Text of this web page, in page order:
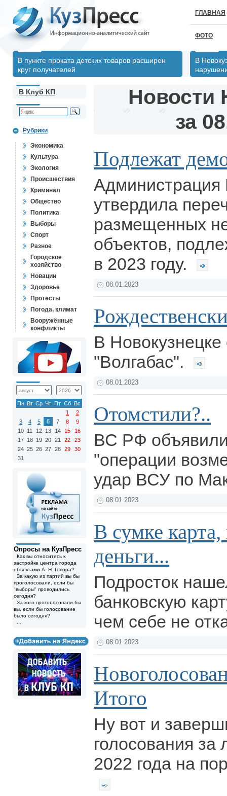
ГЛАВНАЯ
ФОТО
В пункте проката детских товаров расширен
круг получателей
В
В Клуб КП
Рубрики
Экономика
Культура
Экология
Происшествия
Криминал
Общество
Политика
Выборы
Спорт
Разное
Городское
хозяйство
Новации
Здоровье
Протесты
Погода, климат
Вооружённые
конфликты
Пн Вт Ср Чт Пт Сб Вс
1
2
3
4 5 6 7 8
9
10 11 12 13 14 15
16
17 18 19 20 21 22
23
24 25 26 27 28 29
30
31
Опросы на КузПресс
Как вы относитесь к
застройке центра города
объектами А. Н. Говора?
За какую из партий вы бы
проголосовали, если бы
"выборы" проводились
сегодня?
За кого проголосовали бы
вы, если бы голосование
было сегодня?
Новости
за
Подлежат
Администрация
утвердила
размещенных
объектов,
в 2023 году.
08.01.2023
В Новокузнецке
"Волгабас".
08.01.2023
Отомстили?..
ВС РФ
"операции
удар ВСУ по
08.01.2023
В сумке карта,
деньги...
Подросток
банковскую
чем себе не
08.01.2023
Итого
Ну вот и
голосования за
2022 года на